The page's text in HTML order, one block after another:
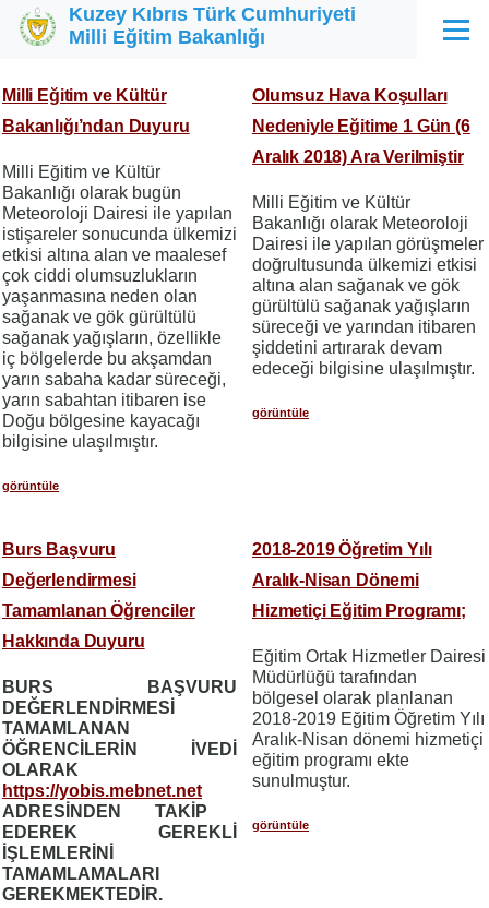
Ana içeriğe atla
Kuzey Kıbrıs Türk Cumhuriyeti
Milli Eğitim Bakanlığı
Menü
Milli Eğitim ve Kültür
Bakanlığı’ndan Duyuru
Milli Eğitim ve Kültür
Bakanlığı olarak bugün
Meteoroloji Dairesi ile yapılan
istişareler sonucunda ülkemizi
etkisi altına alan ve maalesef
çok ciddi olumsuzlukların
yaşanmasına neden olan
sağanak ve gök gürültülü
sağanak yağışların, özellikle
iç bölgelerde bu akşamdan
yarın sabaha kadar süreceği,
yarın sabahtan itibaren ise
Doğu bölgesine kayacağı
bilgisine ulaşılmıştır.
görüntüle
Olumsuz Hava Koşulları
Nedeniyle Eğitime 1 Gün (6
Aralık 2018) Ara Verilmiştir
Milli Eğitim ve Kültür
Bakanlığı olarak Meteoroloji
Dairesi ile yapılan görüşmeler
doğrultusunda ülkemizi etkisi
altına alan sağanak ve gök
gürültülü sağanak yağışların
süreceği ve yarından itibaren
şiddetini artırarak devam
edeceği bilgisine ulaşılmıştır.
görüntüle
Burs Başvuru
Değerlendirmesi
Tamamlanan Öğrenciler
Hakkında Duyuru
BURS BAŞVURU
DEĞERLENDİRMESİ
TAMAMLANAN
ÖĞRENCİLERİN İVEDİ
OLARAK
https://yobis.mebnet.net
ADRESİNDEN TAKİP
EDEREK GEREKLİ
İŞLEMLERİNİ
TAMAMLAMALARI
GEREKMEKTEDİR.
2018-2019 Öğretim Yılı
Aralık-Nisan Dönemi
Hizmetiçi Eğitim Programı;
Eğitim Ortak Hizmetler Dairesi
Müdürlüğü tarafından
bölgesel olarak planlanan
2018-2019 Eğitim Öğretim Yılı
Aralık-Nisan dönemi hizmetiçi
eğitim programı ekte
sunulmuştur.
görüntüle